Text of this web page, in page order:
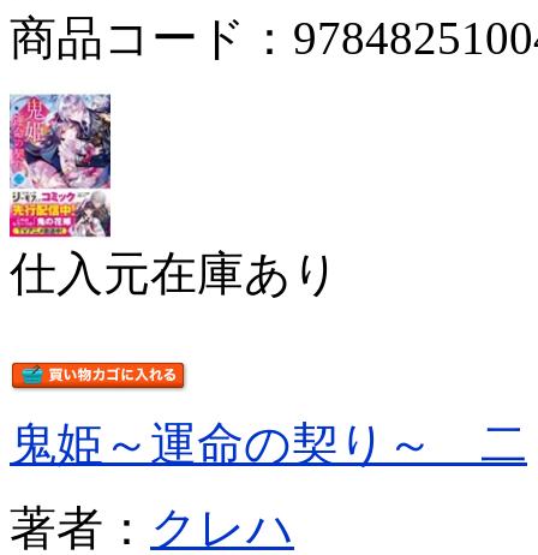
商品コード：
仕入元在庫あり
鬼姫～運命の契り～ 二
著者： クレハ